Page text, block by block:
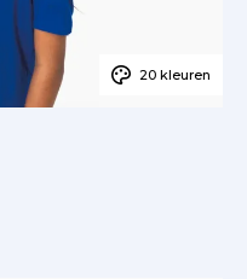
20 kleuren